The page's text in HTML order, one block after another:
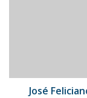
Leyenda
José